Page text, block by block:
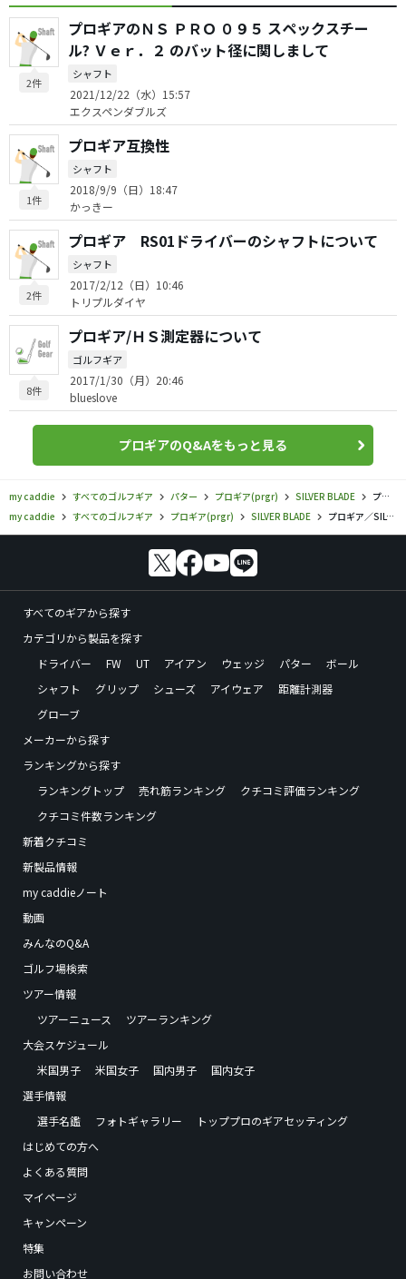
2件
プロギアのＮＳ ＰＲＯ ０９５ スペックスチー
ル? Ｖｅｒ．２ のバット径に関しまして
シャフト
2021/12/22（水）15:57
エクスペンダブルズ
1件
プロギア互換性
シャフト
2018/9/9（日）18:47
かっきー
2件
プロギア RS01ドライバーのシャフトについて
シャフト
2017/2/12（日）10:46
トリプルダイヤ
8件
プロギア/ＨＳ測定器について
ゴルフギア
2017/1/30（月）20:46
blueslove
プロギアのQ&Aをもっと見る
my caddie すべてのゴルフギア パター プロギア(prgr) SILVER BLADE
プロギア／SILVER BLADE／SB α-02 パターの口コミ評価
my caddie
すべてのゴルフギア プロギア(prgr) SILVER BLADE プロギア／SILVER BLADE／SB α-02 パターの口コミ評価
すべてのギアから探す
カテゴリから製品を探す
ドライバー
FW UT アイアン ウェッジ パター
ボール
シャフト
グリップ シューズ アイウェア
距離計測器
グローブ
メーカーから探す
ランキングから探す
ランキングトップ
売れ筋ランキング
クチコミ評価ランキング
クチコミ件数ランキング
新着クチコミ
新製品情報
my caddieノート
動画
みんなのQ&A
ゴルフ場検索
ツアー情報
ツアーニュース
ツアーランキング
大会スケジュール
米国男子
米国女子 国内男子
国内女子
選手情報
選手名鑑
フォトギャラリー
トッププロのギアセッティング
はじめての方へ
よくある質問
マイページ
キャンペーン
特集
お問い合わせ